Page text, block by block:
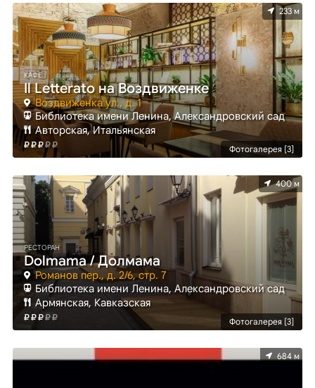
Фотогалерея [3]
233 м
КАФЕ
Il Letterato на Воздвиженке
Воздвиженка ул., д. 1
Библиотека имени Ленина, Александровский сад
Авторская, Итальянская
Фотогалерея [3]
400 м
РЕСТОРАН
Dolmama / Долмама
Романов пер., д. 2/6, стр. 7
Библиотека имени Ленина, Александровский сад
Армянская, Кавказская
684 м